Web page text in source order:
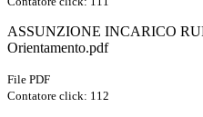
ASSUNZIONE INCARICO
Orientamento.pdf
File PDF
Contatore click: 112